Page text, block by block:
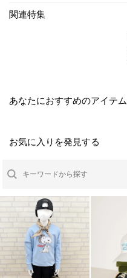
関連特集
あなたにおすすめのアイテム
お気に入りを発見する